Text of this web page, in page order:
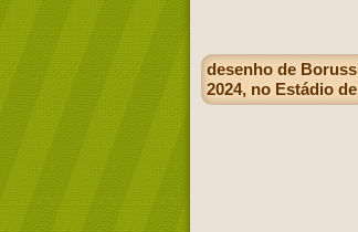
desenho de
2024, no Estádio